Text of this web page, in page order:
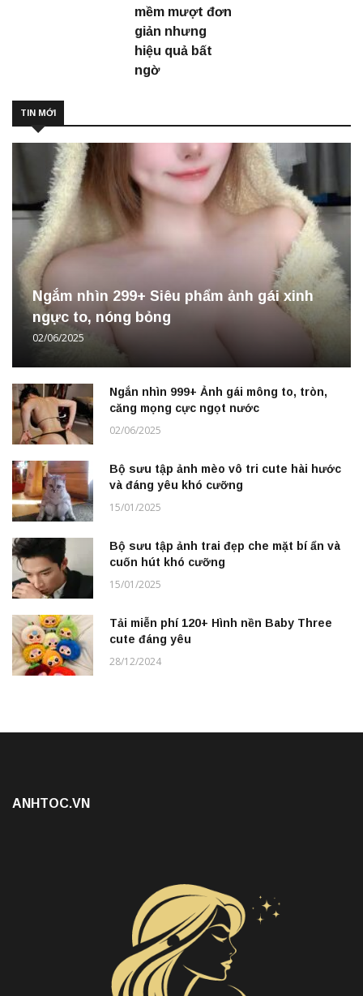
mềm mượt đơn
giản nhưng
hiệu quả bất
ngờ
TIN MỚI
Ngắm nhìn 299+ Siêu phẩm ảnh gái xinh
ngực to, nóng bỏng
02/06/2025
Ngắn nhìn 999+ Ảnh gái mông to, tròn,
căng mọng cực ngọt nước
02/06/2025
Bộ sưu tập ảnh mèo vô tri cute hài hước
và đáng yêu khó cưỡng
15/01/2025
Bộ sưu tập ảnh trai đẹp che mặt bí ẩn và
cuốn hút khó cưỡng
15/01/2025
Tải miễn phí 120+ Hình nền Baby Three
cute đáng yêu
28/12/2024
ANHTOC.VN